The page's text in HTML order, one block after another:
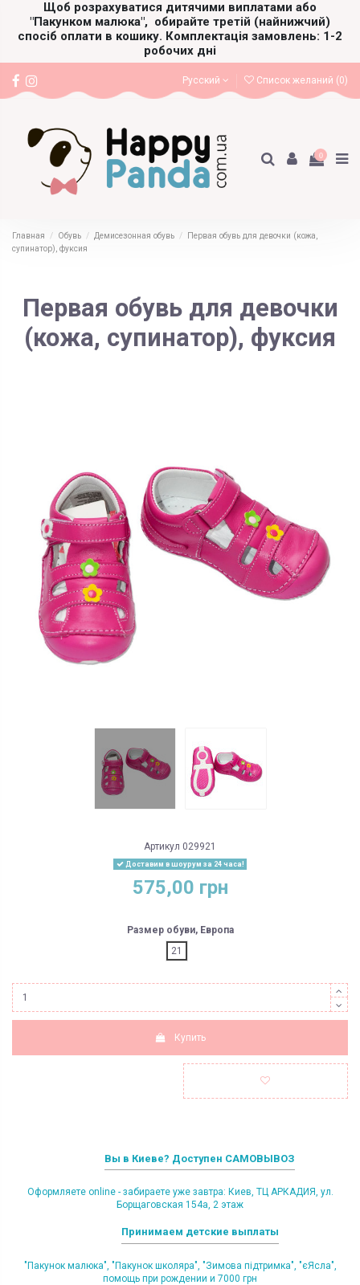
Щоб розрахуватися дитячими виплатами або
"Пакунком малюка", обирайте третій (найнижчий)
спосіб оплати в кошику. Комплектація замовлень: 1-2
робочих дні
Русский Список желаний (0)
0
Главная Обувь Демисезонная обувь
Первая обувь для девочки (кожа,
супинатор), фуксия
Первая обувь для девочки
(кожа, супинатор), фуксия
Артикул 029921
Доставим в шоурум за 24 часа!
575,00 грн
Размер обуви, Европа
21
Купить
Вы в Киеве? Доступен САМОВЫВОЗ
Оформляете online - забираете уже завтра: Киев, ТЦ АРКАДИЯ, ул.
Борщаговская 154а, 2 этаж
Принимаем детские выплаты
"Пакунок малюка", "Пакунок школяра", "Зимова підтримка", "єЯсла",
помощь при рождении и 7000 грн